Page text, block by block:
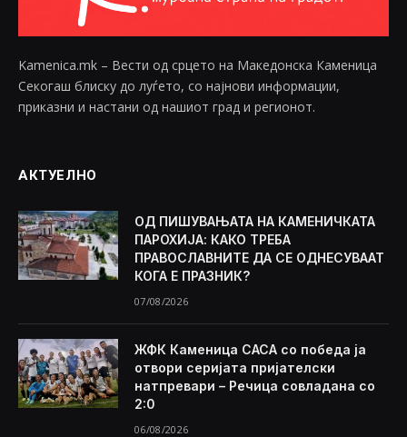
Kamenica.mk – Вести од срцето на Македонска Каменица
Секогаш блиску до луѓето, со најнови информации,
приказни и настани од нашиот град и регионот.
АКТУЕЛНО
ОД ПИШУВАЊАТА НА КАМЕНИЧКАТА
ПАРОХИЈА: КАКО ТРЕБА
ПРАВОСЛАВНИТЕ ДА СЕ ОДНЕСУВААТ
КОГА Е ПРАЗНИК?
07/08/2026
ЖФК Каменица САСА со победа ја
отвори серијата пријателски
натпревари – Речица совладана со
2:0
06/08/2026